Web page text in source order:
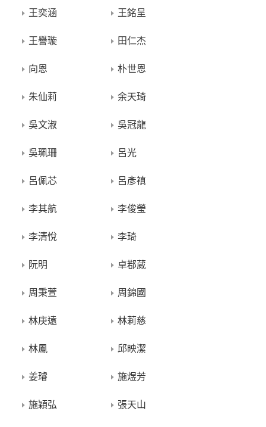
王奕涵 王銘呈
王譽璇 田仁杰
向恩 朴世恩
朱仙莉 余天琦
吳文淑 吳冠龍
吳珮珊 呂光
呂佩芯 呂彥禛
李其航 李俊瑩
李清悅 李琦
阮明 卓鄀葳
周秉萱 周錦國
林庚遠 林莉慈
林鳳 邱映潔
姜璿 施煜芳
施穎弘 張天山